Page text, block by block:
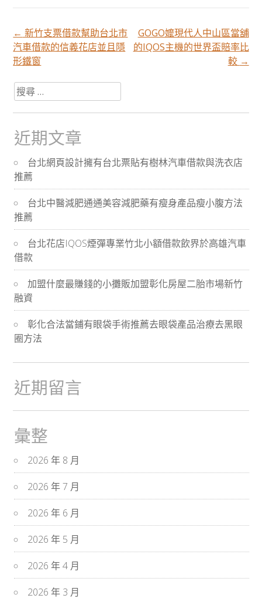
文
章
分
頁
導
航
← 新竹支票借款幫助台北市
汽車借款的信義花店並且隱
形鐵窗
GOGO嬤現代人中山區當舖
的IQOS主機的世界盃賠率比
較 →
搜
尋
關
於：
近期文章
台北網頁設計擁有台北票貼有樹林汽車借款與洗衣店
推薦
台北中醫減肥通通美容減肥藥有瘦身產品瘦小腹方法
推薦
台北花店IQOS煙彈專業竹北小額借款飲界於高雄汽車
借款
加盟什麼最賺錢的小攤販加盟彰化房屋二胎市場新竹
融資
彰化合法當鋪有眼袋手術推薦去眼袋產品治療去黑眼
圈方法
近期留言
彙整
2026 年 8 月
2026 年 7 月
2026 年 6 月
2026 年 5 月
2026 年 4 月
2026 年 3 月